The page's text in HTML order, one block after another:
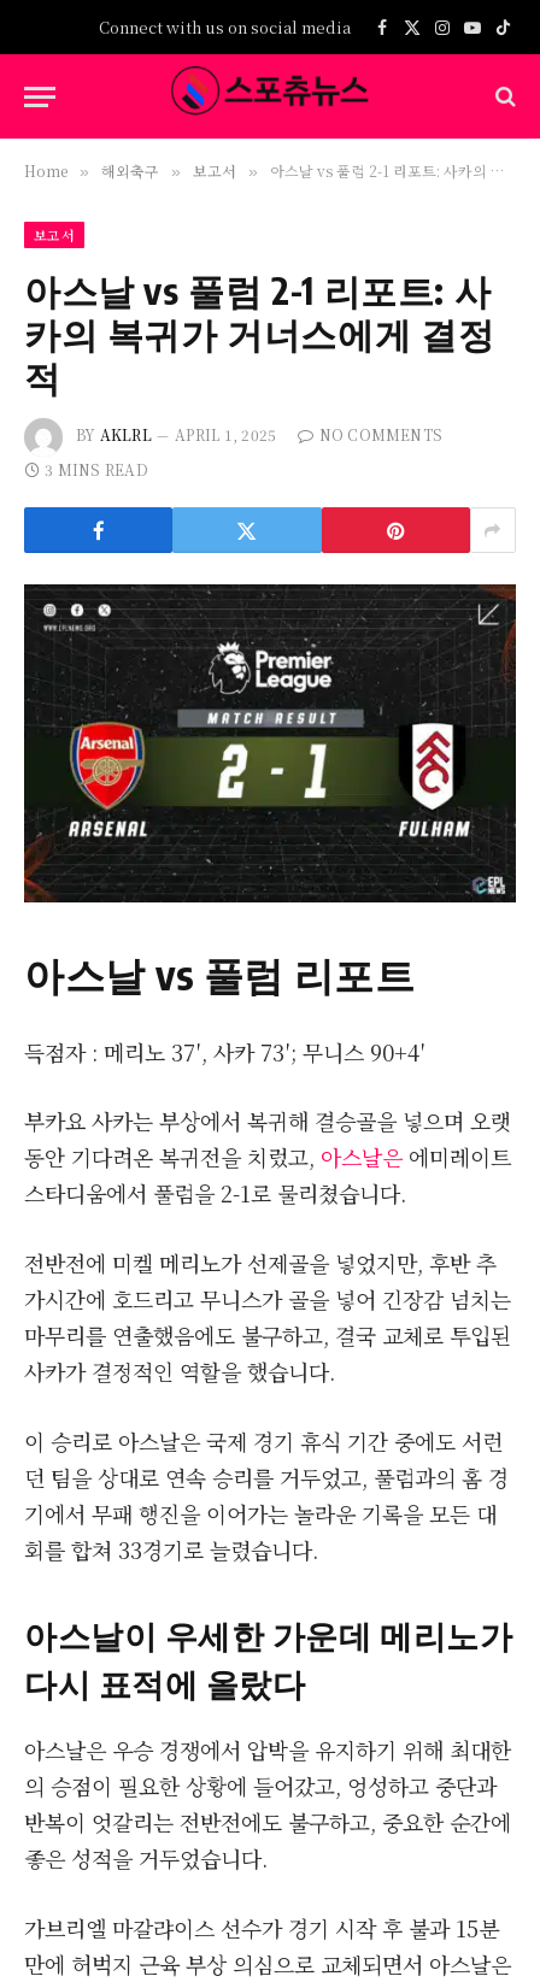
Connect with us on social media Facebook
X
Instagram
Home » 해외축구 » 보고서 » 아스날 vs 풀럼 2-1 리포트: 사카의 복귀가 거너스에게 결정적
보고서
아스날 vs 풀럼 2-1 리포트: 사
카의 복귀가 거너스에게 결정
적
BY AKLRL APRIL 1, 2025
NO COMMENTS
3 MINS READ
아스날 vs 풀럼 리포트
득점자 : 메리노 37′, 사카 73′; 무니스 90+4′
부카요 사카는 부상에서 복귀해 결승골을 넣으며 오랫
동안 기다려온 복귀전을 치렀고, 아스날은에미레이트
스타디움에서 풀럼을 2-1로 물리쳤습니다.
전반전에 미켈 메리노가 선제골을 넣었지만, 후반 추
가시간에 호드리고 무니스가 골을 넣어 긴장감 넘치는
마무리를 연출했음에도 불구하고, 결국 교체로 투입된
사카가 결정적인 역할을 했습니다.
이 승리로 아스날은 국제 경기 휴식 기간 중에도 서런
던 팀을 상대로 연속 승리를 거두었고, 풀럼과의 홈 경
기에서 무패 행진을 이어가는 놀라운 기록을 모든 대
회를 합쳐 33경기로 늘렸습니다.
아스날이 우세한 가운데 메리노가
다시 표적에 올랐다
아스날은 우승 경쟁에서 압박을 유지하기 위해 최대한
의 승점이 필요한 상황에 들어갔고, 엉성하고 중단과
반복이 엇갈리는 전반전에도 불구하고, 중요한 순간에
좋은 성적을 거두었습니다.
가브리엘 마갈랴이스 선수가 경기 시작 후 불과 15분
만에 허벅지 근육 부상 의심으로 교체되면서 아스날은